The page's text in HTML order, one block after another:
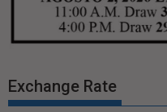
Exchange Rate